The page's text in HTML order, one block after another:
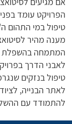
הפרויקט עומד
טיפול במי התהום
מענה מהיר
המתמחה בהשפלת
לאבני הדרך
טיפול בנזקים
לאתר הבנייה,
להתמודד עם